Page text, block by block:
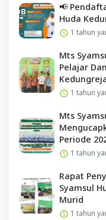
📢
Huda
1 tahun
Mts
Pelajar
1 tahun
Mts
Periode
Kepada
1 tahun
Rapat
Syamsul
Murid
1 tahun